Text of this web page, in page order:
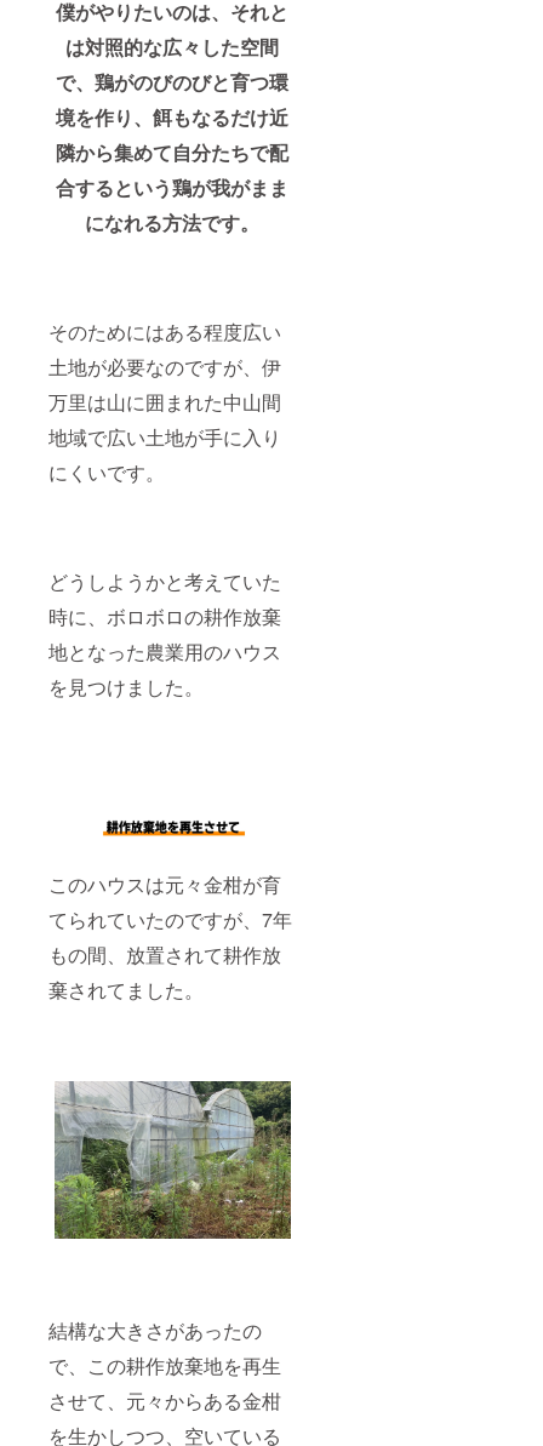
僕がやりたいのは、 それと
は対照的な広々した空間
で、鶏がのびのびと育つ環
境を作り、餌もなるだけ近
隣から集めて自分たちで配
合するという鶏が我がまま
になれる方法です。
そのためにはある程度広い
土地が必要なのですが、伊
万里は山に囲まれた中山間
地域で広い土地が手に入り
にくいです。
どうしようかと考えていた
時に、ボロボロの耕作放棄
地となった農業用のハウス
を見つけました。
このハウスは元々金柑が育
てられていたのですが、7年
もの間、放置されて耕作放
棄されてました。
結構な大きさがあったの
で、この耕作放棄地を再生
させて、元々からある金柑
を生かしつつ、空いている